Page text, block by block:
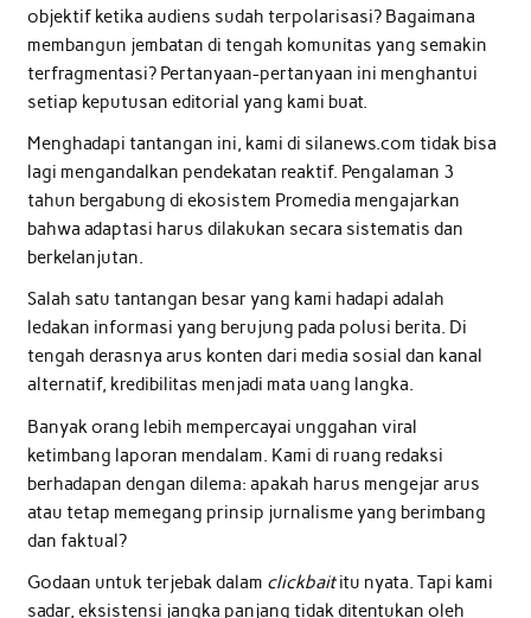
objektif ketika audiens sudah terpolarisasi? Bagaimana
membangun jembatan di tengah komunitas yang semakin
terfragmentasi? Pertanyaan-pertanyaan ini menghantui
setiap keputusan editorial yang kami buat.
Menghadapi tantangan ini, kami di silanews.com tidak bisa
lagi mengandalkan pendekatan reaktif. Pengalaman 3
tahun bergabung di ekosistem Promedia mengajarkan
bahwa adaptasi harus dilakukan secara sistematis dan
berkelanjutan.
Salah satu tantangan besar yang kami hadapi adalah
ledakan informasi yang berujung pada polusi berita. Di
tengah derasnya arus konten dari media sosial dan kanal
alternatif, kredibilitas menjadi mata uang langka.
Banyak orang lebih mempercayai unggahan viral
ketimbang laporan mendalam. Kami di ruang redaksi
berhadapan dengan dilema: apakah harus mengejar arus
atau tetap memegang prinsip jurnalisme yang berimbang
dan faktual?
Godaan untuk terjebak dalam clickbaititu nyata. Tapi kami
sadar, eksistensi jangka panjang tidak ditentukan oleh